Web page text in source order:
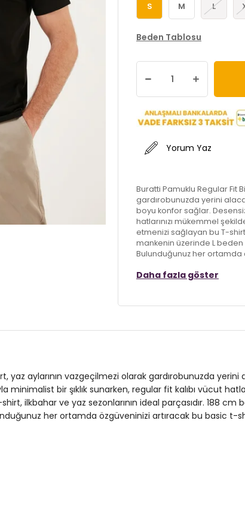
S M L
Beden Tablosu
Yorum Yaz
Buratti Pamuklu Regular Fit
gardırobunuzda yerini
boyu konfor sağlar.
hatlarınızı mükemmel
etmenizi sağlayan bu T-
mankenin üzerinde L
Bulunduğunuz her ortamda
Yaka Tipi: Bisiklet Yaka
Kol Tipi:Kısa Kol
Daha fazla göster
yaz aylarının vazgeçilmezi olarak gardırobunuzda yerini
bir şıklık sunarken, regular fit kalıbı vücut
ilkbahar ve yaz sezonlarının ideal parçasıdır. 188
her ortamda özgüveninizi artıracak bu basic t-